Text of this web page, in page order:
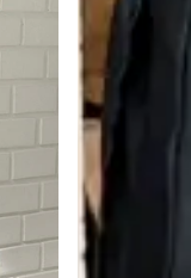
Na parte de
*Para ser
medidas